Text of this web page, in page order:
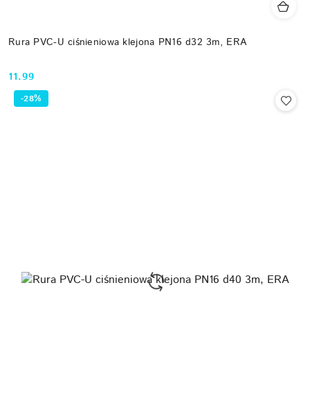
Rura PVC-U ciśnieniowa klejona PN16 d32 3m, ERA
Cena:
11.99
-28%